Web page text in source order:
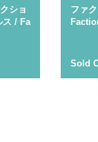
ショ
ス / Fa
ファ
Sold